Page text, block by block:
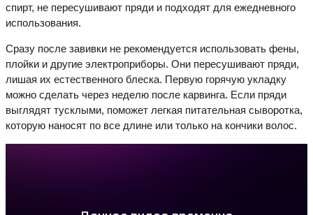
спирт, не пересушивают пряди и подходят для ежедневного
использования.
Сразу после завивки не рекомендуется использовать фены,
плойки и другие электроприборы. Они пересушивают пряди,
лишая их естественного блеска. Первую горячую укладку
можно сделать через неделю после карвинга. Если пряди
выглядят тусклыми, поможет легкая питательная сыворотка,
которую наносят по все длине или только на кончики волос.